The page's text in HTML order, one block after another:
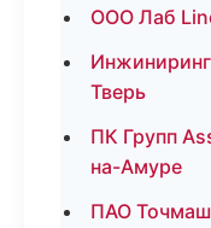
ООО Лаб
Тверь
ПК Групп
на-Амуре
ПАО